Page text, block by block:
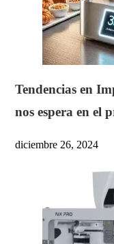
Tendencias en
nos espera en el
diciembre 26, 2024